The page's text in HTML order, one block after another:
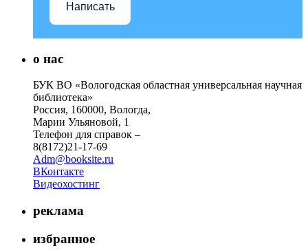
Написать
о нас
БУК ВО «Вологодская областная универсальная научная
библиотека»
Россия, 160000, Вологда,
Марии Ульяновой, 1
Телефон для справок –
8(8172)21-17-69
Adm@booksite.ru
ВКонтакте
Видеохостинг
реклама
избранное